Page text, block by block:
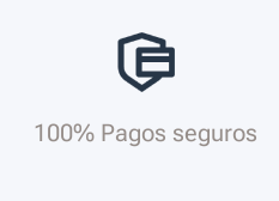
100% Pagos seguros